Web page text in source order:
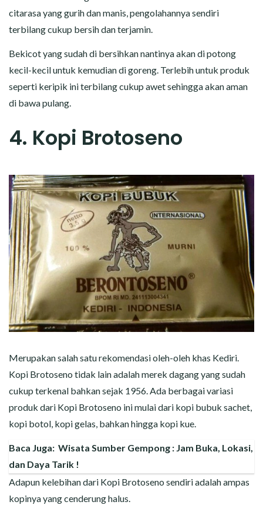
citarasa yang gurih dan manis, pengolahannya sendiri
terbilang cukup bersih dan terjamin.
Bekicot yang sudah di bersihkan nantinya akan di potong
kecil-kecil untuk kemudian di goreng. Terlebih untuk produk
seperti keripik ini terbilang cukup awet sehingga akan aman
di bawa pulang.
4. Kopi Brotoseno
Merupakan salah satu rekomendasi oleh-oleh khas Kediri.
Kopi Brotoseno tidak lain adalah merek dagang yang sudah
cukup terkenal bahkan sejak 1956. Ada berbagai variasi
produk dari Kopi Brotoseno ini mulai dari kopi bubuk sachet,
kopi botol, kopi gelas, bahkan hingga kopi kue.
Baca Juga: Wisata Sumber Gempong : Jam Buka, Lokasi,
dan Daya Tarik !
Adapun kelebihan dari Kopi Brotoseno sendiri adalah ampas
kopinya yang cenderung halus.